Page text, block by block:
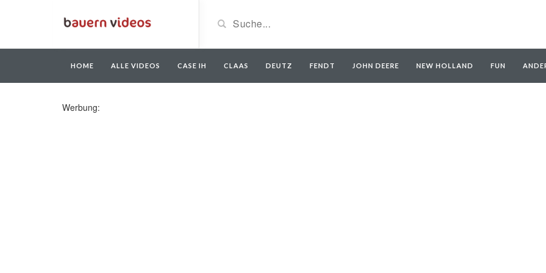
HOME ALLE VIDEOS CASE IH CLAAS DEUTZ FENDT JOHN DEERE NEW HOLLAND FUN
Werbung: